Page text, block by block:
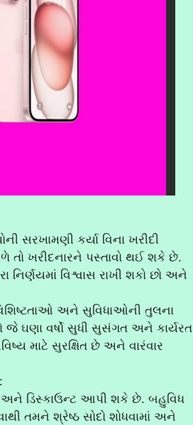
સરખામણી કર્યા વિના ખરીદી
તો ખરીદનારને પસ્તાવો થઈ શકે છે.
નિર્ણયમાં વિશ્વાસ રાખી શકો છો અને
અને સુવિધાઓની તુલના
ઘણા વર્ષો સુધી સુસંગત અને કાર્યરત
માટે સુરક્ષિત છે અને વારંવાર
અને ડિસ્કાઉન્ટ આપી શકે છે. બહુવિધ
તમને શ્રેષ્ઠ સોદો શોધવામાં અને